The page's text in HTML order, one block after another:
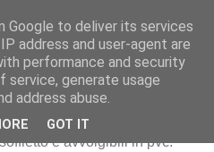
- EKOS - PVC-INFISSI IN
e avvolgibili in pvc.
Google to deliver its services
address and user-agent are
performance and security
generate usage
address abuse.
GOT IT